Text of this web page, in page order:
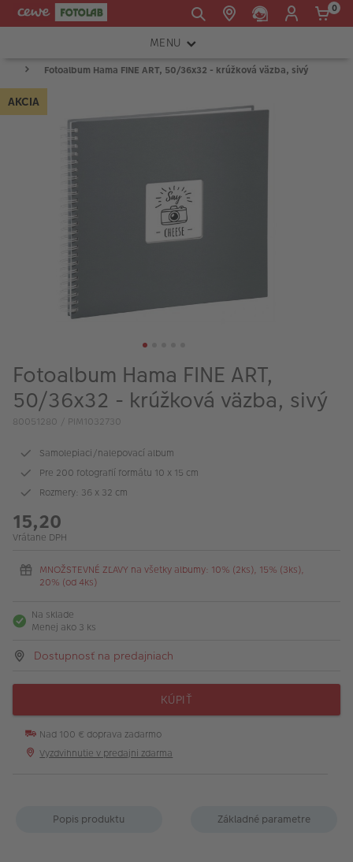
E-mail:
0
MENU
FOTOAPARÁTY
INSTAX™
TLAČIARNE A SKENERY
PRÍSLUŠENSTVO
FOTOALBUMY
Akcie a zľavy
CEWE Fotoprodukty
Fotoalbum Hama FINE ART, 50/36x32 - krúžková väzba, sivý
AKCIA
Fotoalbum Hama FINE ART,
50/36x32 - krúžková väzba, sivý
80051280 / PIM1032730
Samolepiaci/nalepovací album
Pre 200 fotografií formátu 10 x 15 cm
Rozmery: 36 x 32 cm
15,20
Vrátane DPH
MNOŽSTEVNÉ ZĽAVY na všetky albumy: 10% (2ks), 15% (3ks),
20% (od 4ks)
Na sklade
Menej ako 3 ks
Dostupnosť na predajniach
KÚPIŤ
Nad 100 € doprava zadarmo
Vyzdvihnutie v predajni zdarma
Popis produktu Základné parametre